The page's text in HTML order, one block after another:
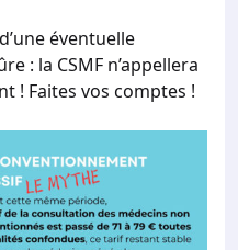
éventuelle
: la CSMF n’appellera
! Faites vos comptes !